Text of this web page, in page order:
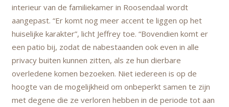
interieur van de familiekamer in Roosendaal wordt
aangepast. “Er komt nog meer accent te liggen op het
huiselijke karakter”, licht Jeffrey toe. “Bovendien komt er
een patio bij, zodat de nabestaanden ook even in alle
privacy buiten kunnen zitten, als ze hun dierbare
overledene komen bezoeken. Niet iedereen is op de
hoogte van de mogelijkheid om onbeperkt samen te zijn
met degene die ze verloren hebben in de periode tot aan